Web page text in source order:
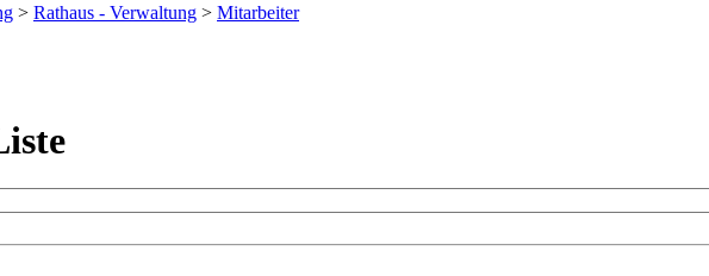
> Rathaus - Verwaltung > Mitarbeiter